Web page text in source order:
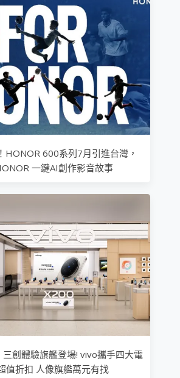
HONOR 600系列7月引進台灣，
一鍵AI創作影音故事
創體驗旗艦登場! vivo攜手四大電
值折扣 人像旗艦萬元有找